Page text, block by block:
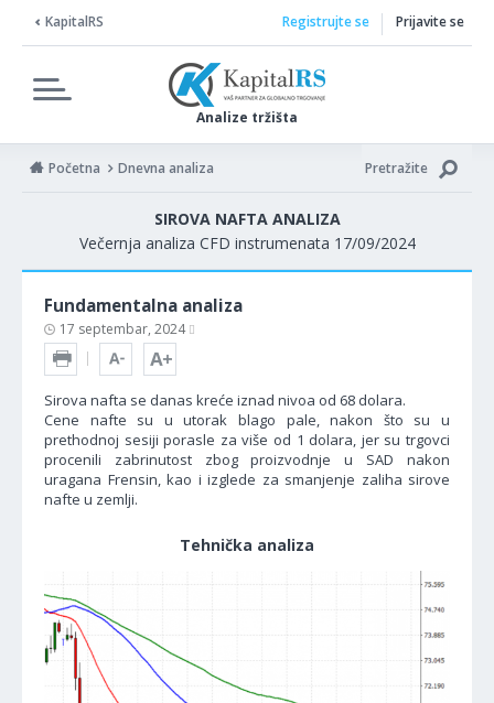
KapitalRS
Analize tržišta
Registrujte se Prijavite se
Početna Dnevna analiza Pretražite
SIROVA NAFTA ANALIZA
Večernja analiza CFD instrumenata 17/09/2024
Fundamentalna analiza
17 septembar, 2024
Sirova nafta se danas kreće iznad nivoa od 68 dolara.
Cene nafte su u utorak blago pale, nakon što su u
prethodnoj sesiji porasle za više od 1 dolara, jer su trgovci
procenili zabrinutost zbog proizvodnje u SAD nakon
uragana Frensin, kao i izglede za smanjenje zaliha sirove
nafte u zemlji.
Tehnička analiza